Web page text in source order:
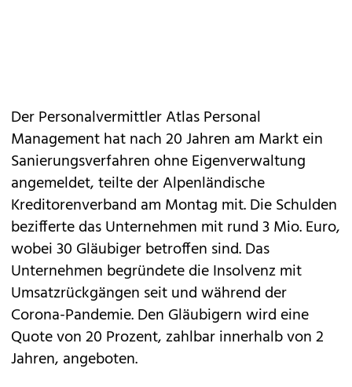
Der Personalvermittler Atlas Personal
Management hat nach 20 Jahren am Markt ein
Sanierungsverfahren ohne Eigenverwaltung
angemeldet, teilte der Alpenländische
Kreditorenverband am Montag mit. Die Schulden
bezifferte das Unternehmen mit rund 3 Mio. Euro,
wobei 30 Gläubiger betroffen sind. Das
Unternehmen begründete die Insolvenz mit
Umsatzrückgängen seit und während der
Corona-Pandemie. Den Gläubigern wird eine
Quote von 20 Prozent, zahlbar innerhalb von 2
Jahren, angeboten.